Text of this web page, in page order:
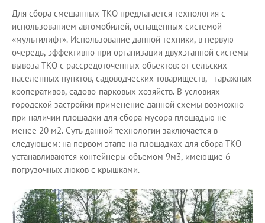
Для сбора смешанных ТКО предлагается технология с
использованием автомобилей, оснащенных системой
«мультилифт». Использование данной техники, в первую
очередь, эффективно при организации двухэтапной системы
вывоза ТКО с рассредоточенных объектов: от сельских
населенных пунктов, садоводческих товариществ, гаражных
кооперативов, садово-парковых хозяйств. В условиях
городской застройки применение данной схемы возможно
при наличии площадки для сбора мусора площадью не
менее 20 м2. Суть данной технологии заключается в
следующем: на первом этапе на площадках для сбора ТКО
устанавливаются контейнеры объемом 9м3, имеющие 6
погрузочных люков с крышками.